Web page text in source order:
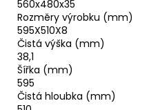
560x480x35
Rozměry výrobku (mm)
595X510X8
Čistá výška (mm)
38,1
Šířka (mm)
595
Čistá hloubka (mm)